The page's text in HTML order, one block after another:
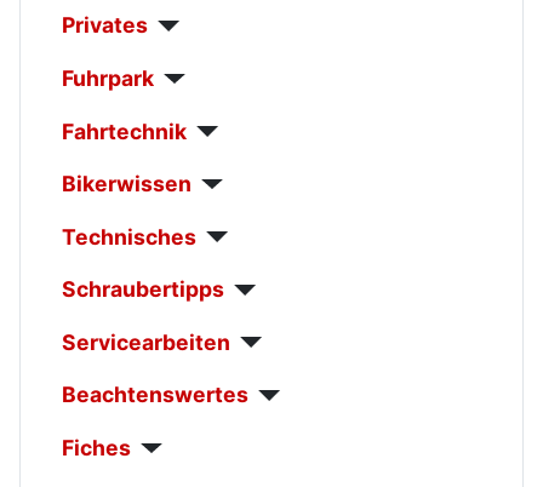
Privates
Fuhrpark
Fahrtechnik
Bikerwissen
Technisches
Schraubertipps
Servicearbeiten
Beachtenswertes
Fiches